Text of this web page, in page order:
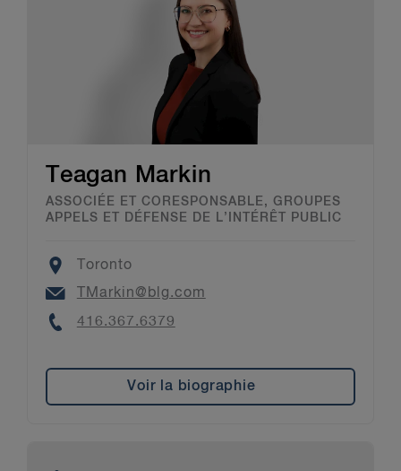
Teagan Markin
ASSOCIÉE ET CORESPONSABLE, GROUPES
APPELS ET DÉFENSE DE L’INTÉRÊT PUBLIC
Location
Toronto
Email
TMarkin@blg.com
Phone
416.367.6379
Voir la biographie